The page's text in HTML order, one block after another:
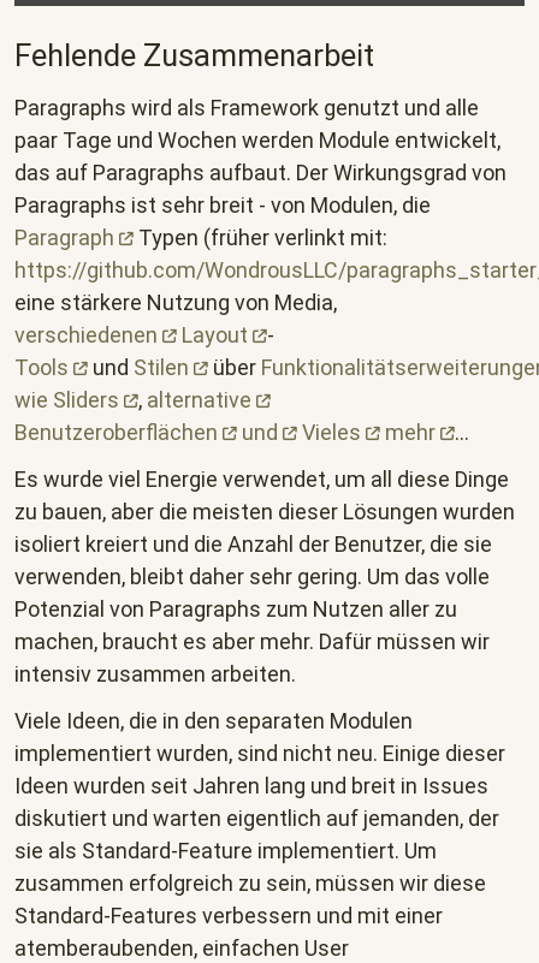
Fehlende Zusammenarbeit
Paragraphs wird als Framework genutzt und alle
paar Tage und Wochen werden Module entwickelt,
das auf Paragraphs aufbaut. Der Wirkungsgrad von
Paragraphs ist sehr breit - von Modulen, die
Paragraph
Typen (früher verlinkt mit:
https://github.com/WondrousLLC/
eine stärkere Nutzung von Media,
verschiedenen
Layout
-
Tools
und Stilen über
wie Sliders , alternative
Benutzeroberflächen
und Vieles mehr
...
Es wurde viel Energie verwendet, um all diese Dinge
zu bauen, aber die meisten dieser Lösungen wurden
isoliert kreiert und die Anzahl der Benutzer, die sie
verwenden, bleibt daher sehr gering. Um das volle
Potenzial von Paragraphs zum Nutzen aller zu
machen, braucht es aber mehr. Dafür müssen wir
intensiv zusammen arbeiten.
Viele Ideen, die in den separaten Modulen
implementiert wurden, sind nicht neu. Einige dieser
Ideen wurden seit Jahren lang und breit in Issues
diskutiert und warten eigentlich auf jemanden, der
sie als Standard-Feature implementiert. Um
zusammen erfolgreich zu sein, müssen wir diese
Standard-Features verbessern und mit einer
atemberaubenden, einfachen User